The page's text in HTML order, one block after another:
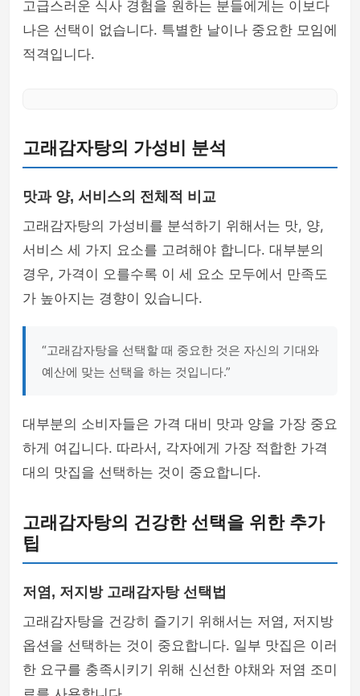
고급스러운 식사 경험을 원하는 분들에게는 이보다
나은 선택이 없습니다. 특별한 날이나 중요한 모임에
적격입니다.
고래감자탕의 가성비 분석
맛과 양, 서비스의 전체적 비교
고래감자탕의 가성비를 분석하기 위해서는 맛, 양,
서비스 세 가지 요소를 고려해야 합니다. 대부분의
경우, 가격이 오를수록 이 세 요소 모두에서 만족도
가 높아지는 경향이 있습니다.
“고래감자탕을 선택할 때 중요한 것은 자신의 기대와
예산에 맞는 선택을 하는 것입니다.”
대부분의 소비자들은 가격 대비 맛과 양을 가장 중요
하게 여깁니다. 따라서, 각자에게 가장 적합한 가격
대의 맛집을 선택하는 것이 중요합니다.
고래감자탕의 건강한 선택을 위한 추가
팁
저염, 저지방 고래감자탕 선택법
고래감자탕을 건강히 즐기기 위해서는 저염, 저지방
옵션을 선택하는 것이 중요합니다. 일부 맛집은 이러
한 요구를 충족시키기 위해 신선한 야채와 저염 조미